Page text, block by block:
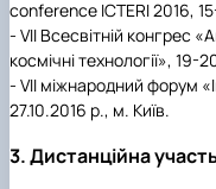
conference ICTERI 2016,
- VII Всесвітній конгрес
космічні технології»,
- VII міжнародний форум
27.10.2016 р., м. Київ.
3. Дистанційна